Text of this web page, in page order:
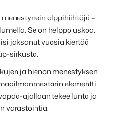
alppihiihtäjä –
Se on helppo uskoa,
jaksanut vuosia kiertää
sirkusta.
ja hienon menestyksen
elementti.
ajallaan tekee lunta ja
varastointia.